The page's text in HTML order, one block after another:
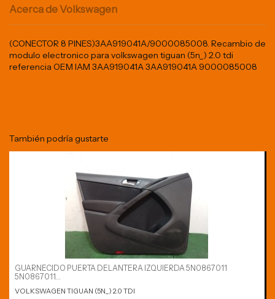
Acerca de Volkswagen
(CONECTOR 8 PINES)3AA919041A/9000085008. Recambio de
modulo electronico para volkswagen tiguan (5n_) 2.0 tdi
referencia OEM IAM 3AA919041A 3AA919041A 9000085008
También podría gustarte
GUARNECIDO PUERTA DELANTERA IZQUIERDA 5N0867011
5N0867011...
VOLKSWAGEN TIGUAN (5N_) 2.0 TDI